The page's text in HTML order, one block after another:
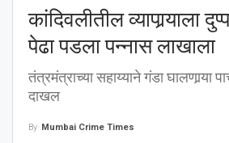
कांदिवलीतील व्यापार्‍याला
पेढा पडला पन्नास लाखाला
तंत्रमंत्राच्या सहाय्याने गंडा घालणार्‍या
दाखल
By Mumbai Crime Times